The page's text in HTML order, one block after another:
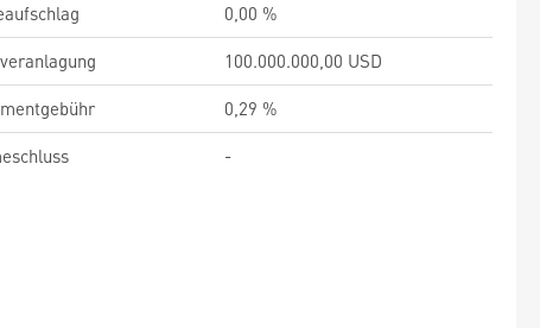
0,00 %
100.000.000,00 USD
0,29 %
-